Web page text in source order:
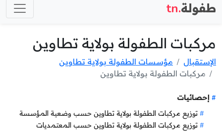
طفولة.tn
مركبات الطفولة بولاية تطاوين
الإستقبال
مؤسسات الطفولة بولاية تطاوين
مركبات الطفولة بولاية تطاوين
إحصائيات
توزيع مركبات الطفولة بولاية تطاوين حسب وضعية المؤسسة
توزيع مركبات الطفولة بولاية تطاوين حسب المعتمديات